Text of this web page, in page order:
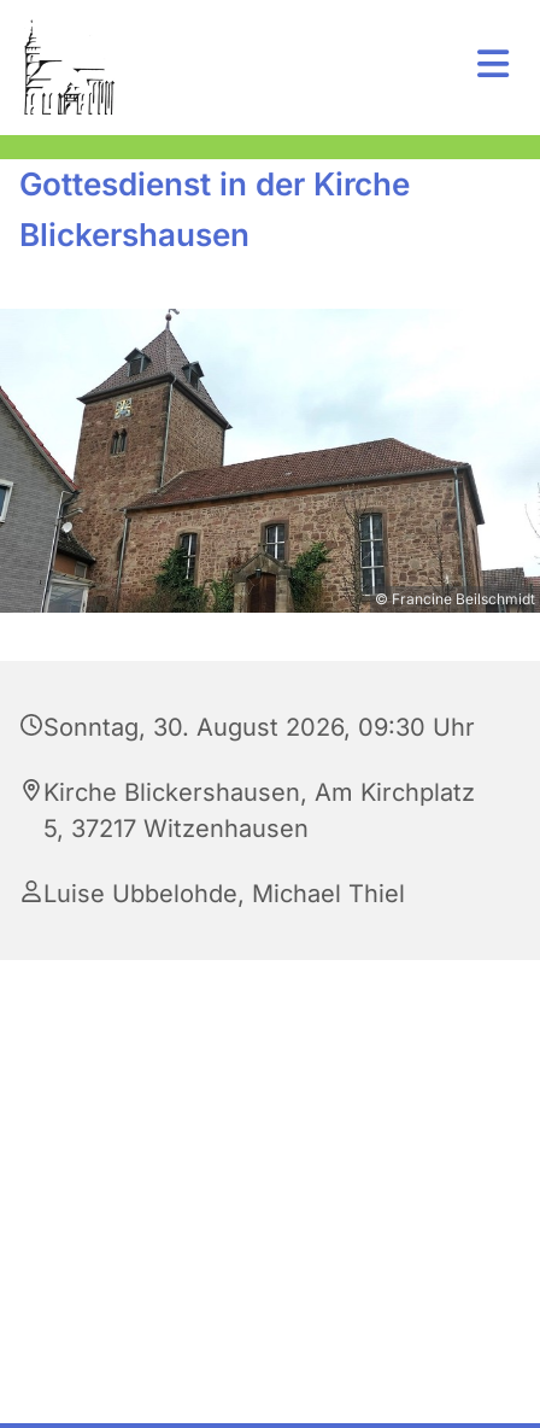
Gottesdienst in der Kirche
Blickershausen
© Francine Beilschmidt
Sonntag, 30. August 2026, 09:30 Uhr
Kirche Blickershausen, Am Kirchplatz
5, 37217 Witzenhausen
Luise Ubbelohde, Michael Thiel